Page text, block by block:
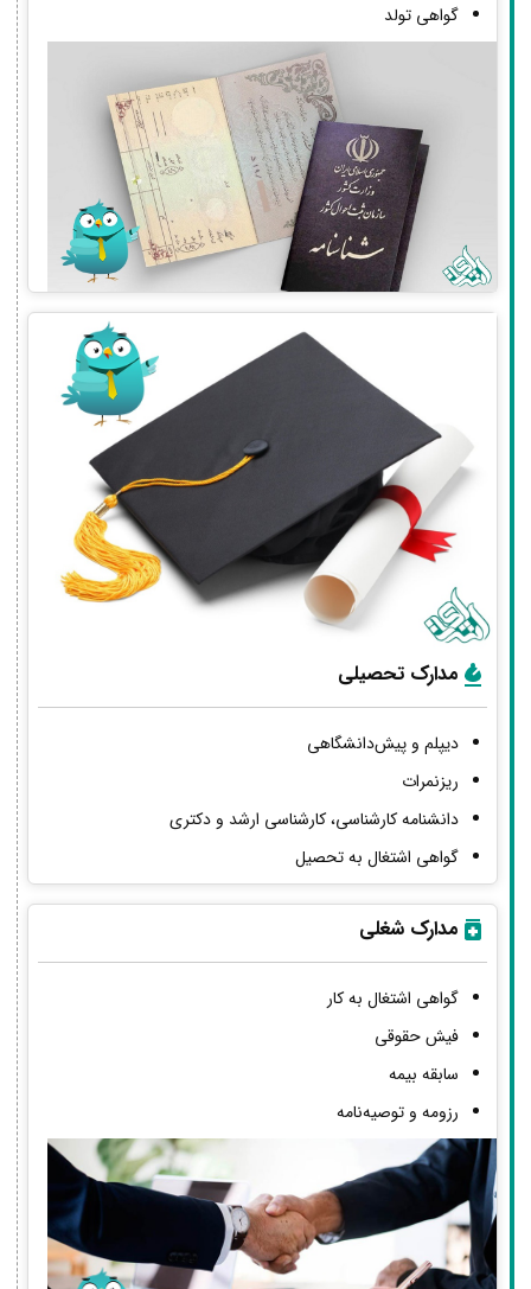
گواهی تولد
مدارک تحصیلی
دیپلم و پیش‌دانشگاهی
ریزنمرات
دانشنامه کارشناسی، کارشناسی ارشد و دکتری
گواهی اشتغال به تحصیل
مدارک شغلی
گواهی اشتغال به کار
فیش حقوقی
سابقه بیمه
رزومه و توصیه‌نامه